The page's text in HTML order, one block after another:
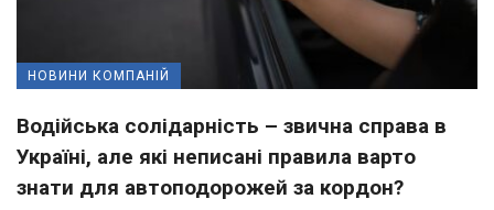
НОВИНИ КОМПАНІЙ
Водійська солідарність – звична справа в
Україні, але які неписані правила варто
знати для автоподорожей за кордон?